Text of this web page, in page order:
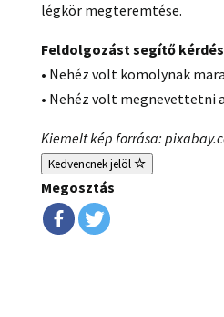
légkör megteremtése.
Feldolgozást segítő
• Nehéz volt komolynak
• Nehéz volt megnevettetni
Kiemelt kép forrása:
Kedvencnek jelöl
Megosztás